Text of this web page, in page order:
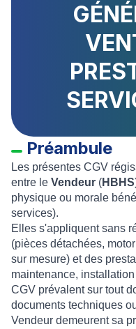
Préambule
Les présentes CGV
entre le Vendeur (HBHS
physique ou morale
services).
Elles s'appliquent sans
(pièces détachées,
sur mesure) et des
maintenance,
CGV prévalent sur tout
documents techniques
Vendeur demeurent sa